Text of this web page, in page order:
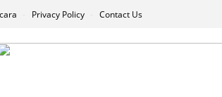
Privacy Policy Contact Us